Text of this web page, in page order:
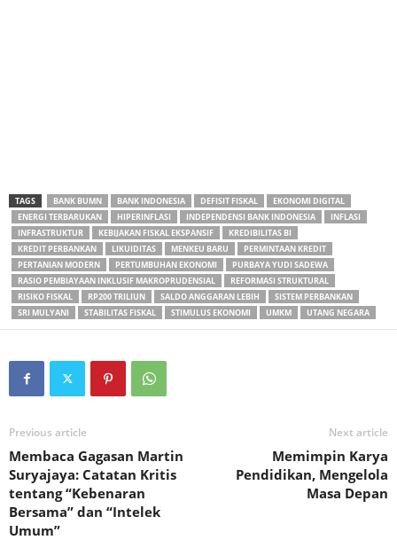
TAGS BANK BUMN BANK INDONESIA DEFISIT FISKAL
EKONOMI DIGITAL
ENERGI TERBARUKAN
HIPERINFLASI INDEPENDENSI BANK INDONESIA
INFLASI
INFRASTRUKTUR
KEBIJAKAN FISKAL EKSPANSIF
KREDIBILITAS BI
KREDIT PERBANKAN
LIKUIDITAS MENKEU BARU
PERMINTAAN KREDIT
PERTANIAN MODERN
PERTUMBUHAN EKONOMI
PURBAYA YUDI SADEWA
RASIO PEMBIAYAAN INKLUSIF MAKROPRUDENSIAL
REFORMASI STRUKTURAL
RISIKO FISKAL
RP200 TRILIUN SALDO ANGGARAN LEBIH
SISTEM PERBANKAN
SRI MULYANI
STABILITAS FISKAL STIMULUS EKONOMI UMKM UTANG NEGARA
Previous article
Membaca Gagasan Martin
Suryajaya: Catatan Kritis
tentang “Kebenaran
Bersama” dan “Intelek
Umum”
Next article
Memimpin Karya
Pendidikan, Mengelola
Masa Depan